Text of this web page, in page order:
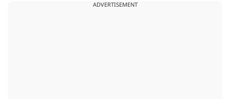
ADVERTISEMENT